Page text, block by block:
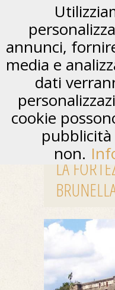
LA
annunci,
media e
dati
cookie
pubblicità
non.